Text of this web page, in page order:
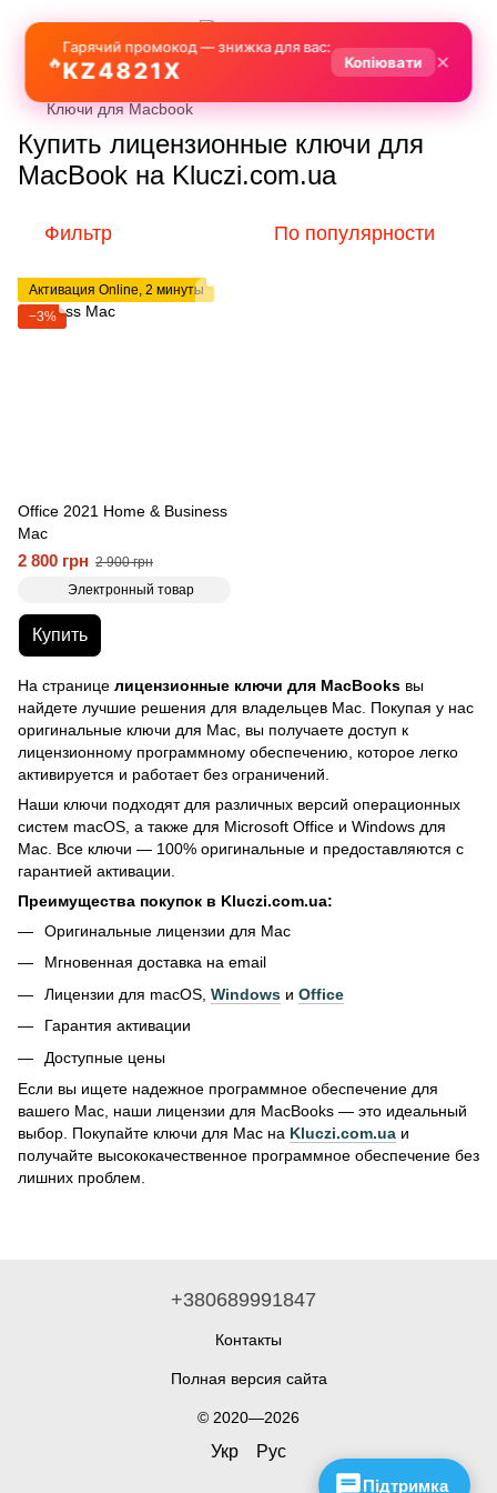
Ключи для Macbook
Купить лицензионные ключи для
MacBook на Kluczi.com.ua
Фильтр По популярности
Активация Online, 2 минуты
−3%
Office 2021 Home & Business
Mac
2 800 грн 2 900 грн
Электронный товар
Купить
На странице лицензионные ключи для MacBooks вы
найдете лучшие решения для владельцев Mac. Покупая у нас
оригинальные ключи для Mac, вы получаете доступ к
лицензионному программному обеспечению, которое легко
активируется и работает без ограничений.
Наши ключи подходят для различных версий операционных
систем macOS, а также для Microsoft Office и Windows для
Mac. Все ключи — 100% оригинальные и предоставляются с
гарантией активации.
Преимущества покупок в Kluczi.com.ua:
Оригинальные лицензии для Mac
Мгновенная доставка на email
Лицензии для macOS, Windows и Office
Гарантия активации
Доступные цены
Если вы ищете надежное программное обеспечение для
вашего Mac, наши лицензии для MacBooks — это идеальный
выбор. Покупайте ключи для Mac на Kluczi.com.ua и
получайте высококачественное программное обеспечение без
лишних проблем.
+380689991847
Контакты
Полная версия сайта
© 2020—2026
Укр
Рус
Підтримка
🔥
Гарячий промокод — знижка для вас:
KZ4821X Копіювати ✕